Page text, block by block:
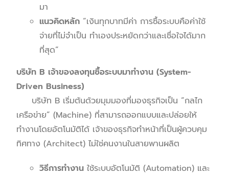
มา
แนวคิดหลัก “เงินทุกบาทมีค่า การซื้อระบบคือค่าใช้
จ่ายที่ไม่จำเป็น ทำเองประหยัดกว่าและเชื่อใจได้มาก
ที่สุด”
บริษัท B เจ้าของลงทุนซื้อระบบมาทำงาน (System-
Driven Business)
บริษัท B เริ่มต้นด้วยมุมมองที่มองธุรกิจเป็น “กลไก
เครือข่าย” (Machine) ที่สามารถออกแบบและปล่อยให้
ทำงานโดยอัตโนมัติได้ เจ้าของธุรกิจทำหน้าที่เป็นผู้ควบคุม
ทิศทาง (Architect) ไม่ใช่คนงานในสายพานผลิต
วิธีการทำงานใช้ระบบอัตโนมัติ (Automation) และ